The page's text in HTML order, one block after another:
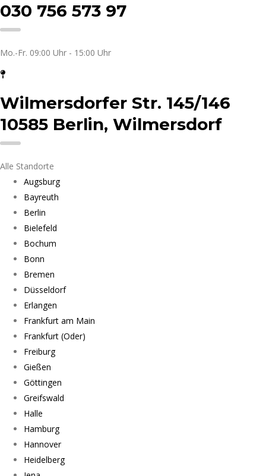
030 756 573 97
Mo.-Fr. 09:00 Uhr - 15:00 Uhr
Wilmersdorfer Str. 145/146
10585 Berlin, Wilmersdorf
Alle Standorte
Augsburg
Bayreuth
Berlin
Bielefeld
Bochum
Bonn
Bremen
Düsseldorf
Erlangen
Frankfurt am Main
Frankfurt (Oder)
Freiburg
Gießen
Göttingen
Greifswald
Halle
Hamburg
Hannover
Heidelberg